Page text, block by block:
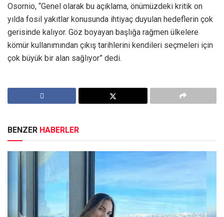
Osornio, “Genel olarak bu açıklama, önümüzdeki kritik on
yılda fosil yakıtlar konusunda ihtiyaç duyulan hedeflerin çok
gerisinde kalıyor. Göz boyayan başlığa rağmen ülkelere
kömür kullanımından çıkış tarihlerini kendileri seçmeleri için
çok büyük bir alan sağlıyor” dedi.
BENZER HABERLER